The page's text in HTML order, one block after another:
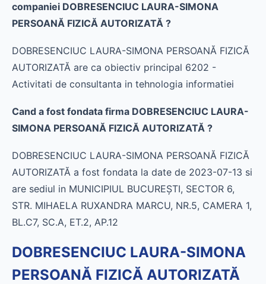
companiei DOBRESENCIUC LAURA-SIMONA
PERSOANĂ FIZICĂ AUTORIZATĂ ?
DOBRESENCIUC LAURA-SIMONA PERSOANĂ FIZICĂ
AUTORIZATĂ are ca obiectiv principal 6202 -
Activitati de consultanta in tehnologia informatiei
Cand a fost fondata firma DOBRESENCIUC LAURA-
SIMONA PERSOANĂ FIZICĂ AUTORIZATĂ ?
DOBRESENCIUC LAURA-SIMONA PERSOANĂ FIZICĂ
AUTORIZATĂ a fost fondata la date de 2023-07-13 si
are sediul in MUNICIPIUL BUCUREŞTI, SECTOR 6,
STR. MIHAELA RUXANDRA MARCU, NR.5, CAMERA 1,
BL.C7, SC.A, ET.2, AP.12
DOBRESENCIUC LAURA-SIMONA
PERSOANĂ FIZICĂ AUTORIZATĂ